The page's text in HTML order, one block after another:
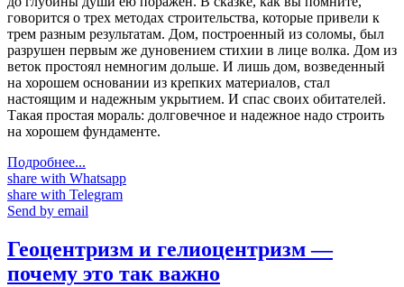
говорится о трех методах строительства, которые привели к
трем разным результатам. Дом, построенный из соломы, был
разрушен первым же дуновением стихии в лице волка. Дом из
веток простоял немногим дольше. И лишь дом, возведенный
на хорошем основании из крепких материалов, стал
настоящим и надежным укрытием. И спас своих обитателей.
Такая простая мораль: долговечное и надежное надо строить
на хорошем фундаменте.
Подробнее...
share with Whatsapp
share with Telegram
Send by email
Геоцентризм и гелиоцентризм —
почему это так важно